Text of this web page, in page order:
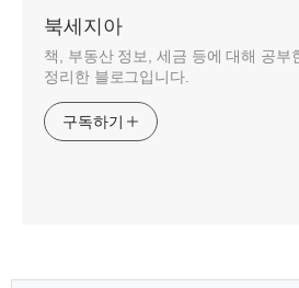
북세지아
책, 부동산 정보, 세금 등에 대해 공부
정리한 블로그입니다.
구독하기